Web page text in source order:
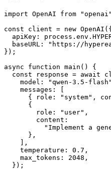
import OpenAI from
const client = new OpenAI({
apiKey:
baseURL: "https://
});
async function main() {
const response = await
model: "qwen-3.5-
    messages: [
{ role: "system",
      {
        role: "user",
        content:
"Implement a
      },
    ],
    temperature: 0.7,
    max_tokens: 2048,
  });